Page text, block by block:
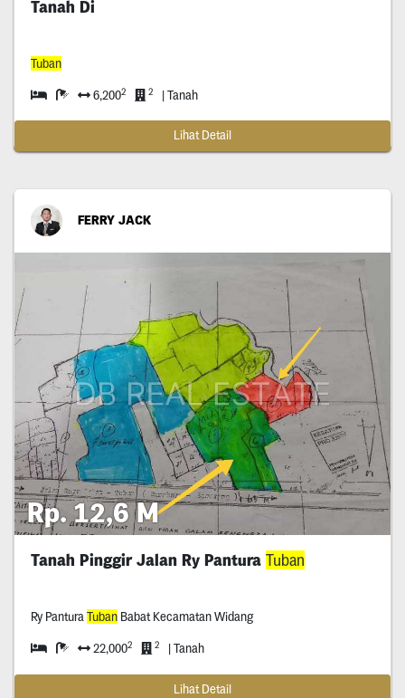
Tanah Di
Tuban
6,2002 2 | Tanah
Lihat Detail
FERRY JACK
Rp. 12,6 M
Tanah Pinggir Jalan Ry Pantura Tuban
Ry PanturaTubanBabat Kecamatan Widang
22,0002 2 | Tanah
Lihat Detail